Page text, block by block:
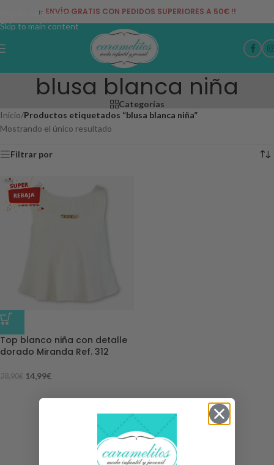
Skip to navigation
Skip to main content
¡¡ ENVÍO GRATIS CON PEDIDOS SUPERIORES A 50€ !!
blusa blanca niña
Categorías
Inicio/Productos etiquetados “blusa blanca niña”
Mostrando el único resultado
Filtrar por
-48%
Top blanco niña con detalle
dorado Miranda Ref. 312
28,90€ 14,99€